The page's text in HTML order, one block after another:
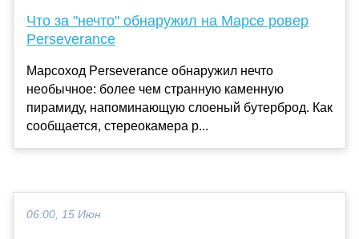
Что за "нечто" обнаружил на Марсе ровер
Perseverance
Марсоход Perseverance обнаружил нечто
необычное: более чем странную каменную
пирамиду, напоминающую слоеный бутерброд. Как
сообщается, стереокамера р...
06:00, 15 Июн